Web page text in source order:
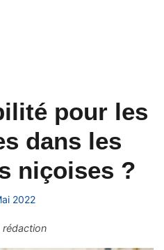
pour les
dans les
niçoises ?
2022
rédaction